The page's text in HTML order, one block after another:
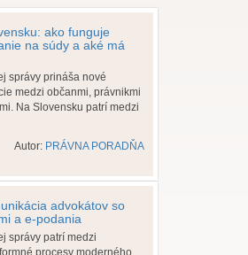
ako funguje
na súdy a aké má
správy prináša nové
medzi občanmi, právnikmi
Na Slovensku patrí medzi
Autor: PRÁVNA PORADŇA
advokátov so
a e-podania
správy patrí medzi
procesy moderného